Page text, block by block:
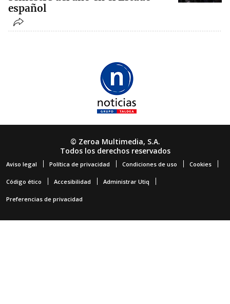
español
© Zeroa Multimedia, S.A.
Todos los derechos reservados
Aviso legal Política de privacidad Condiciones de uso Cookies
Código ético Accesibilidad Administrar Utiq
Preferencias de privacidad